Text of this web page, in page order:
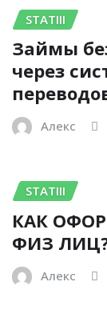
STATIII
Займы
через
Алекс
STATIII
КАК
ФИЗ
Алекс